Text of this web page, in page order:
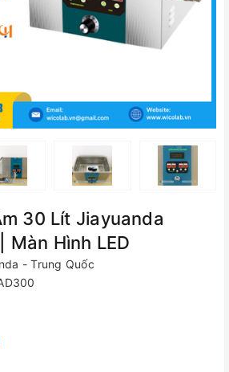
30 Lít Jiayuanda
Màn Hình LED
- Trung Quốc